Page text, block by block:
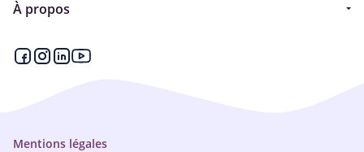
Aides financières et congés
À propos
Qui sommes-nous ?
Mentions légales